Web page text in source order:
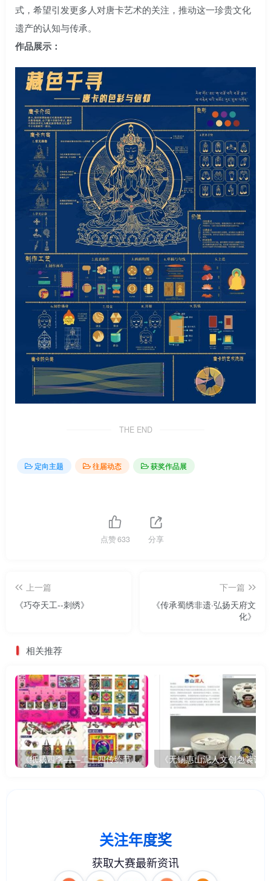
式，希望引发更多人对唐卡艺术的关注，推动这一珍贵文化
遗产的认知与传承。
作品展示：
THE END
定向主题 往届动态 获奖作品展
点赞633 分享
上一篇
《巧夺天工--刺绣》
下一篇
《传承蜀绣非遗·弘扬天府文
化》
相关推荐
《纸裁四季——二十四传统节气文创设计》 《无锡惠山泥人文创包装设